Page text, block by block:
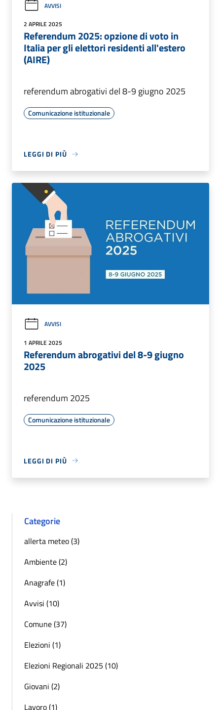
AVVISI
2 APRILE 2025
Referendum 2025: opzione di voto in
Italia per gli elettori residenti all'estero
(AIRE)
referendum abrogativi del 8-9 giugno 2025
Comunicazione istituzionale
LEGGI DI PIÙ
AVVISI
1 APRILE 2025
Referendum abrogativi del 8-9 giugno
2025
referendum 2025
Comunicazione istituzionale
LEGGI DI PIÙ
Categorie
allerta meteo (3)
Ambiente (2)
Anagrafe (1)
Avvisi (10)
Comune (37)
Elezioni (1)
Elezioni Regionali 2025 (10)
Giovani (2)
Lavoro (1)